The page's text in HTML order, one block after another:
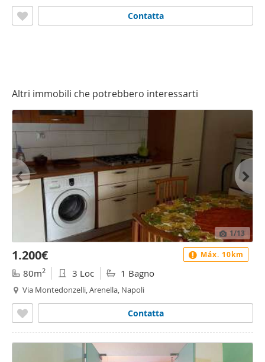
Contatta
Altri immobili che potrebbero interessarti
1/13
1.200€
80m2 3 Loc 1 Bagno
Via Montedonzelli, Arenella, Napoli
Contatta
Máx. 10km